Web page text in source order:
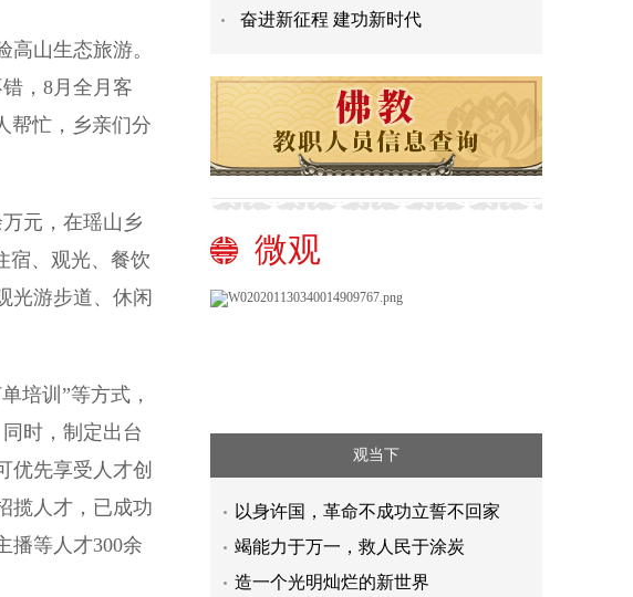
山生态旅游。
，8月全月客
帮忙，乡亲们分
元，在瑶山乡
宿、观光、餐饮
光游步道、休闲
培训”等方式，
时，制定出台
优先享受人才创
揽人才，已成功
播等人才300余
奋进新征程 建功新时代
微观
观当下
以身许国，革命不成功立誓不回家
竭能力于万一，救人民于涂炭
造一个光明灿烂的新世界